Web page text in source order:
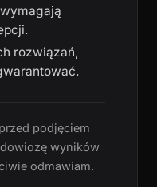
rozwiązań,
podjęciem
wyników
odmawiam.